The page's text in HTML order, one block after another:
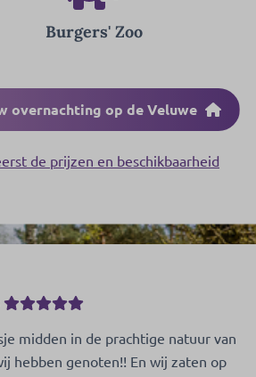
Burgers' Zoo
overnachting op de Veluwe
de prijzen en beschikbaarheid
midden in de prachtige natuur van
hebben genoten!! En wij zaten op